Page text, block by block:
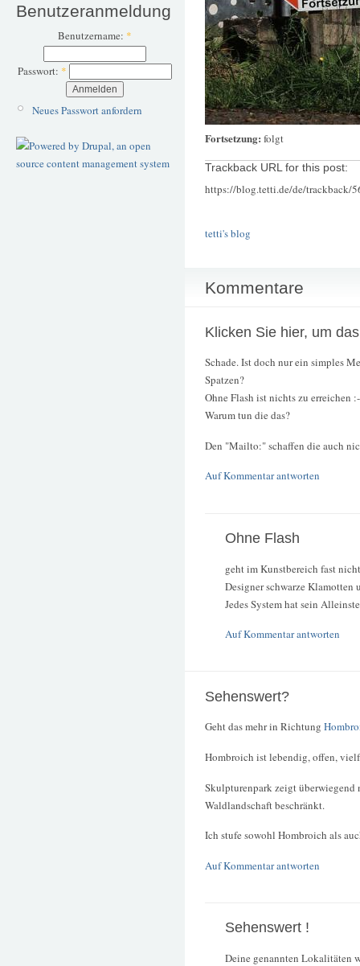
Benutzeranmeldung
Benutzername: *
Passwort: *
Neues Passwort anfordern
Fortsetzung: folgt
Trackback URL for this post:
https://blog.tetti.de/de/trackback/
tetti's blog
Kommentare
Klicken Sie hier, um
Schade. Ist doch nur ein simples
Spatzen?
Ohne Flash ist nichts zu erreichen
Warum tun die das?
Den "Mailto:" schaffen die auch
Auf Kommentar antworten
Ohne Flash
geht im Kunstbereich fast
Designer schwarze
Jedes System hat sein
Auf Kommentar antworten
Sehenswert?
Geht das mehr in Richtung
Hombroich ist lebendig, offen,
Skulpturenpark zeigt überwiegend
Waldlandschaft beschränkt.
Ich stufe sowohl Hombroich als
Auf Kommentar antworten
Sehenswert !
Deine genannten Lokalitäten